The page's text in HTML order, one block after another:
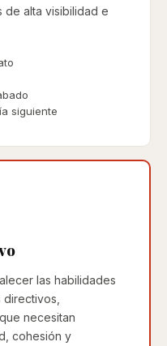
de alta visibilidad e
siguiente
las habilidades
necesitan
cohesión y